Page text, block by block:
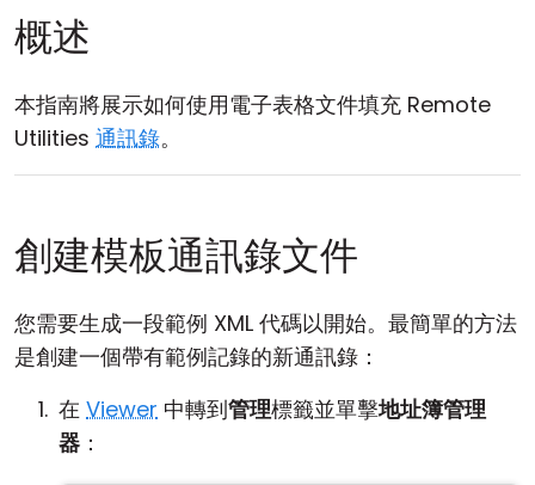
概述
本指南將展示如何使用電子表格文件填充 Remote
Utilities 通訊錄。
創建模板通訊錄文件
您需要生成一段範例 XML 代碼以開始。最簡單的方法
是創建一個帶有範例記錄的新通訊錄：
在 Viewer 中轉到管理標籤並單擊地址簿管理
器 ：